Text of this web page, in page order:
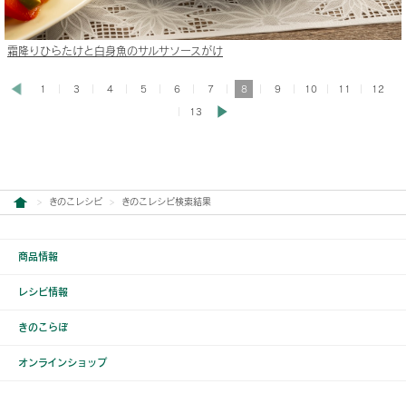
霜降りひらたけと白身魚のサルサソースがけ
1 3 4 5 6 7 8 9 10 11 12
13
きのこレシピ きのこレシピ検索結果
商品情報
レシピ情報
きのこらぼ
オンラインショップ